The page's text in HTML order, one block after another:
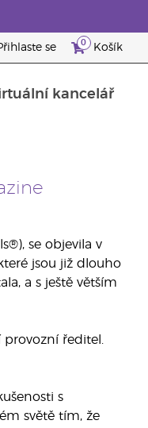
se 0 Košík
kancelář
se objevila v
jsou již dlouho
a s ještě větším
ředitel.
s
světě tím, že